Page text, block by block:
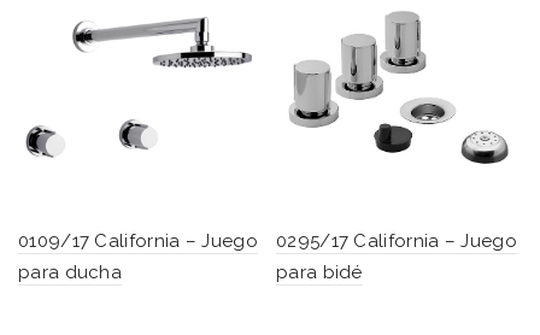
0109/17 California – Juego
para ducha
0295/17 California – Juego
para bidé